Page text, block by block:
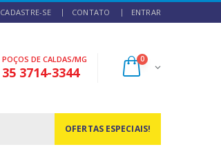
CADASTRE-SE CONTATO ENTRAR
POÇOS DE CALDAS/MG
35 3714-3344
0
OFERTAS ESPECIAIS!